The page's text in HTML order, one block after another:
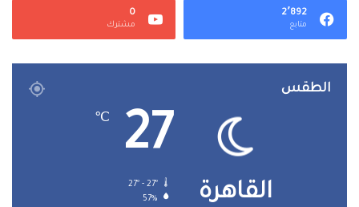
2٬892
متابع
0
مشترك
الطقس
القاهرة
27
℃
27º - 27º
57%